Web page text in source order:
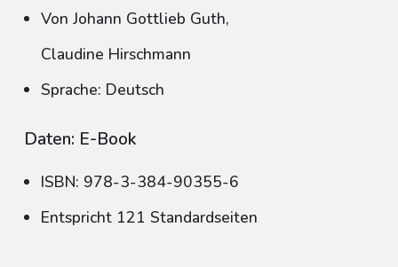
Von Johann Gottlieb Guth,
Claudine Hirschmann
Sprache: Deutsch
Daten: E-Book
ISBN: 978-3-384-90355-6
Entspricht 121 Standardseiten